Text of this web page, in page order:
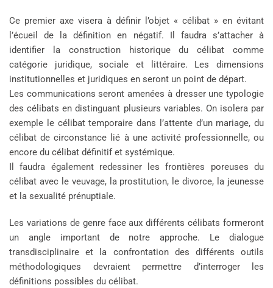
Ce premier axe visera à définir l’objet « célibat » en évitant
l’écueil de la définition en négatif. Il faudra s’attacher à
identifier la construction historique du célibat comme
catégorie juridique, sociale et littéraire. Les dimensions
institutionnelles et juridiques en seront un point de départ.
Les communications seront amenées à dresser une typologie
des célibats en distinguant plusieurs variables. On isolera par
exemple le célibat temporaire dans l’attente d’un mariage, du
célibat de circonstance lié à une activité professionnelle, ou
encore du célibat définitif et systémique.
Il faudra également redessiner les frontières poreuses du
célibat avec le veuvage, la prostitution, le divorce, la jeunesse
et la sexualité prénuptiale.
Les variations de genre face aux différents célibats formeront
un angle important de notre approche. Le dialogue
transdisciplinaire et la confrontation des différents outils
méthodologiques devraient permettre d’interroger les
définitions possibles du célibat.